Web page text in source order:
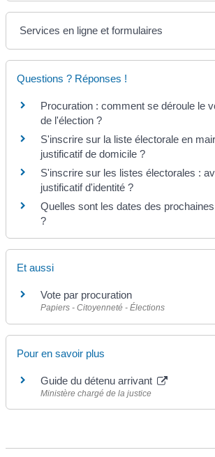
Services en ligne et formulaires
Questions ? Réponses !
Procuration : comment se déroule le
de l'élection ?
S'inscrire sur la liste électorale en
justificatif de domicile ?
S'inscrire sur les listes électorales :
justificatif d'identité ?
Quelles sont les dates des
?
Et aussi
Vote par procuration
Papiers - Citoyenneté - Élections
Pour en savoir plus
Guide du détenu arrivant
Ministère chargé de la justice